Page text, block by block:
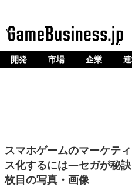
ホーム
企業動向
人材育成
開発 市場 企業
スマホゲームのマーケテ
ス化するには―セガが秘
枚目の写真・画像